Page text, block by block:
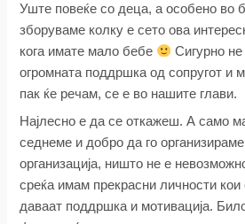
Уште повеќе со деца, а особено во
зборуваме колку е сето ова
кога имате мало бебе
Сигурно
огромната поддршка од сопругот и
пак ќе речам, се е во нашите глави.
Најлесно е да се откажеш. А само
седнеме и добро да го
организација, ништо не е
среќа имам прекрасни личности кои
даваат поддршка и мотивација.